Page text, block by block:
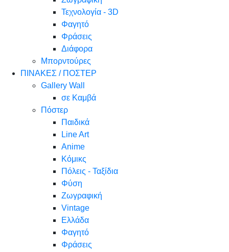
Τεχνολογία - 3D
Φαγητό
Φράσεις
Διάφορα
Μπορντούρες
ΠΙΝΑΚΕΣ / ΠΟΣΤΕΡ
Gallery Wall
σε Καμβά
Πόστερ
Παιδικά
Line Art
Anime
Κόμικς
Πόλεις - Ταξίδια
Φύση
Ζωγραφική
Vintage
Ελλάδα
Φαγητό
Φράσεις